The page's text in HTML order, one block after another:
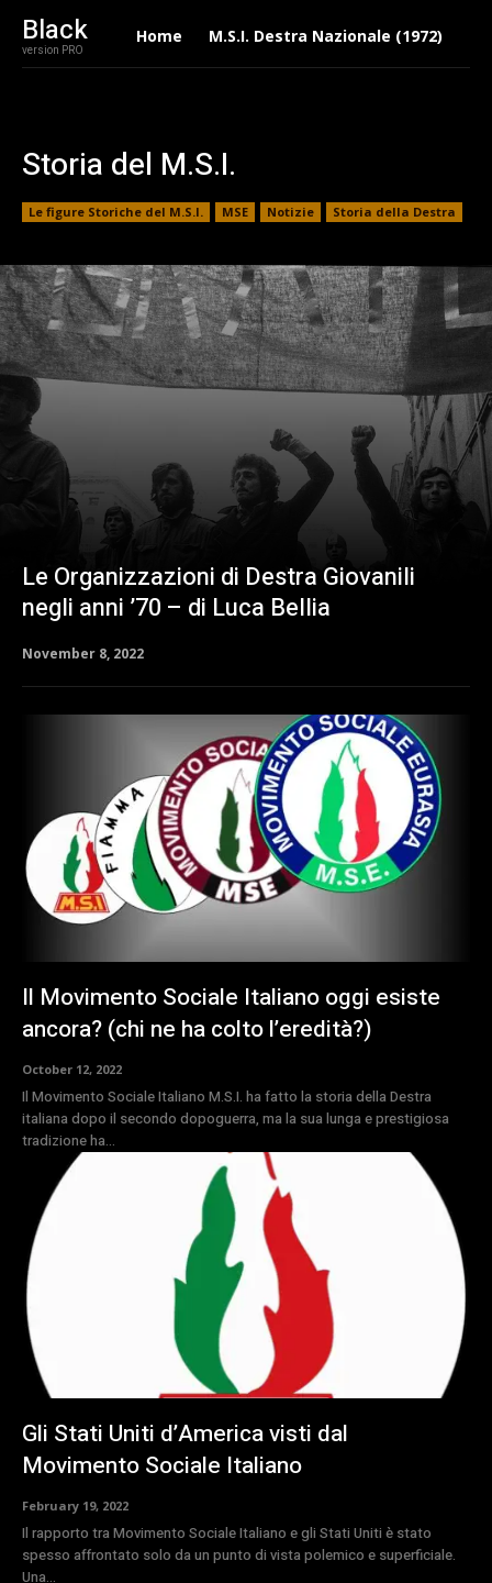
Black
version PRO
Home M.S.I. Destra Nazionale (1972)
Storia del M.S.I.
Le figure Storiche del M.S.I. MSE Notizie Storia della Destra
Le Organizzazioni di Destra Giovanili
negli anni ’70 – di Luca Bellia
November 8, 2022
Il Movimento Sociale Italiano oggi esiste
ancora? (chi ne ha colto l’eredità?)
October 12, 2022
Il Movimento Sociale Italiano M.S.I. ha fatto la storia della Destra
italiana dopo il secondo dopoguerra, ma la sua lunga e prestigiosa
tradizione ha...
Gli Stati Uniti d’America visti dal
Movimento Sociale Italiano
February 19, 2022
Il rapporto tra Movimento Sociale Italiano e gli Stati Uniti è stato
spesso affrontato solo da un punto di vista polemico e superficiale.
Una...